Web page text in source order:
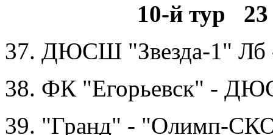
10-й тур 23
37. ДЮСШ "Звезда-1"
38. ФК "Егорьевск" -
39. "Гранд" - "Олимп-